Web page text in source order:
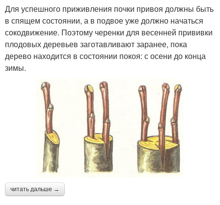
Для успешного приживления почки привоя должны быть
в спящем состоянии, а в подвое уже должно начаться
сокодвижение. Поэтому черенки для весенней прививки
плодовых деревьев заготавливают заранее, пока
дерево находится в состоянии покоя: с осени до конца
зимы.
читать дальше →